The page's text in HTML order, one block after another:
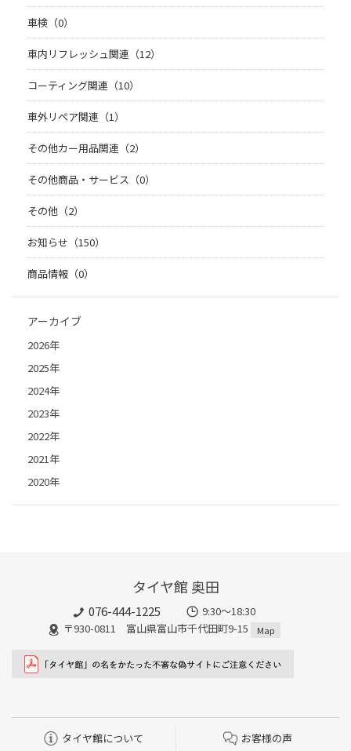
車検（0）
車内リフレッシュ関連（12）
コーティング関連（10）
車外リペア関連（1）
その他カー用品関連（2）
その他商品・サービス（0）
その他（2）
お知らせ（150）
商品情報（0）
アーカイブ
2026年
2025年
2024年
2023年
2022年
2021年
2020年
タイヤ館 奥田
076-444-1225
9:30～18:30
〒930-0811 富山県富山市千代田町9-15
Map
タイヤ館について お客様の声